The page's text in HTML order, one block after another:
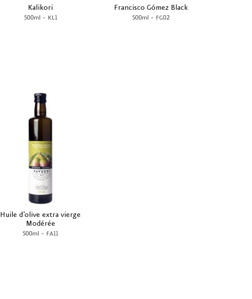
Kalikori
500ml - KL1
Francisco Gómez Black
500ml - FG02
Huile d'olive extra vierge
Modérée
500ml - FA11